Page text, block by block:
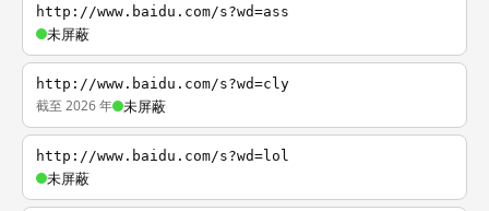
http://www.baidu.com/s?wd=ass
未屏蔽
http://www.baidu.com/s?wd=cly
截至 2026 年 未屏蔽
http://www.baidu.com/s?wd=lol
未屏蔽